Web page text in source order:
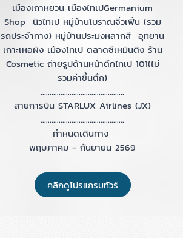
เมืองเถาหยวน เมืองไทเปGermanium
Shop นิวไทเป หมู่บ้านโบราณจิ่วเฟิ่น (รวม
รถประจำทาง) หมู่บ้านประมงหลากสี อุทยาน
เกาะเหอผิง เมืองไทเป ตลาดซีเหมินติง ร้าน
Cosmetic ถ่ายรูปด้านหน้าตึกไทเป 101(ไม่
รวมค่าขึ้นตึก)
..............................................
สายการบิน STARLUX Airlines (JX)
..............................................
กำหนดเดินทาง
พฤษภาคม - กันยายน 2569
คลิกดูโปรแกรมทัวร์